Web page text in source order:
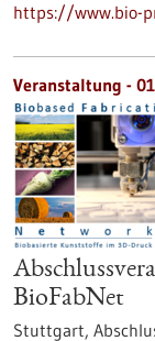
https://www.bio-
Veranstaltung -
BioFabNet
Stuttgart,